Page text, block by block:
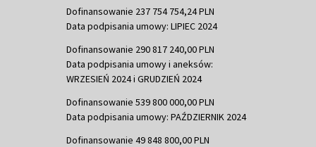
Dofinansowanie 237 754 754,24 PLN
Data podpisania umowy: LIPIEC 2024
Dofinansowanie 290 817 240,00 PLN
Data podpisania umowy i aneksów:
WRZESIEŃ 2024 i GRUDZIEŃ 2024
Dofinansowanie 539 800 000,00 PLN
Data podpisania umowy: PAŹDZIERNIK 2024
Dofinansowanie 49 848 800,00 PLN